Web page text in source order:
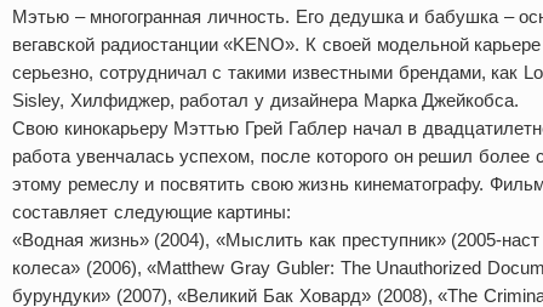
Мэтью – многогранная личность. Его дедушка и бабушка –
вегавской радиостанции «KENO». К своей модельной
серьезно, сотрудничал с такими известными брендами, как
Sisley, Хилфиджер, работал у дизайнера Марка Джейкобса.
Свою кинокарьеру Мэттью Грей Габлер начал в
работа увенчалась успехом, после которого он решил более
этому ремеслу и посвятить свою жизнь кинематографу.
составляет следующие картины:
«Водная жизнь» (2004), «Мыслить как преступник» (2005-
колеса» (2006), «Matthew Gray Gubler: The Unauthorized
бурундуки» (2007), «Великий Бак Ховард» (2008), «The